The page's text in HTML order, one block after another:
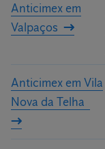
Anticimex em
Valpaços
Anticimex em Vila
Nova da Telha